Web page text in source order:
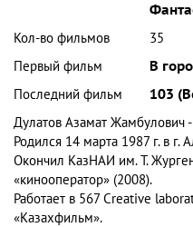
Кол-во фильмов
35
Первый фильм
В
Последний фильм
103
Дулатов Азамат Жамбулович
Родился 14 марта 1987 г. в г.
Окончил КазНАИ им. Т.
«кинооператор» (2008).
Работает в 567 Creative
«Казахфильм».